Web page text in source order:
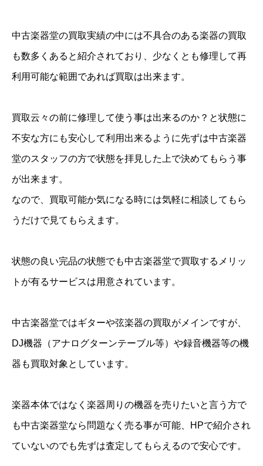
中古楽器堂の買取実績の中には不具合のある楽器の買取
も数多くあると紹介されており、少なくとも修理して再
利用可能な範囲であれば買取は出来ます。
買取云々の前に修理して使う事は出来るのか？と状態に
不安な方にも安心して利用出来るように先ずは中古楽器
堂のスタッフの方で状態を拝見した上で決めてもらう事
が出来ます。
なので、買取可能か気になる時には気軽に相談してもら
うだけで見てもらえます。
状態の良い完品の状態でも中古楽器堂で買取するメリッ
トが有るサービスは用意されています。
中古楽器堂ではギターや弦楽器の買取がメインですが、
DJ機器（アナログターンテーブル等）や録音機器等の機
器も買取対象としています。
楽器本体ではなく楽器周りの機器を売りたいと言う方で
も中古楽器堂なら問題なく売る事が可能、HPで紹介され
ていないのでも先ずは査定してもらえるので安心です。